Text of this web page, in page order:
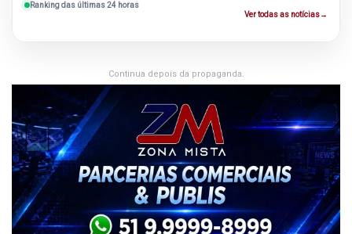
Ranking das últimas 24 horas
Ver todas as notícias→
Continua depois da propaganda.